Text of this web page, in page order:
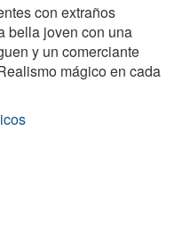
con extraños
bella joven con una
y un comerciante
mágico en cada